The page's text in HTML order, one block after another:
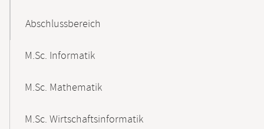
Abschlussbereich
M.Sc. Informatik
M.Sc. Mathematik
M.Sc. Wirtschaftsinformatik